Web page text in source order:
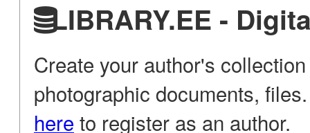
LIBRARY.EE -
Create your author's
photographic documents,
here to register as an author.